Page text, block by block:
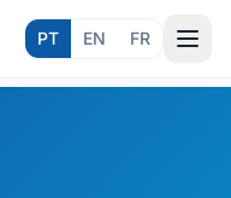
PT EN FR